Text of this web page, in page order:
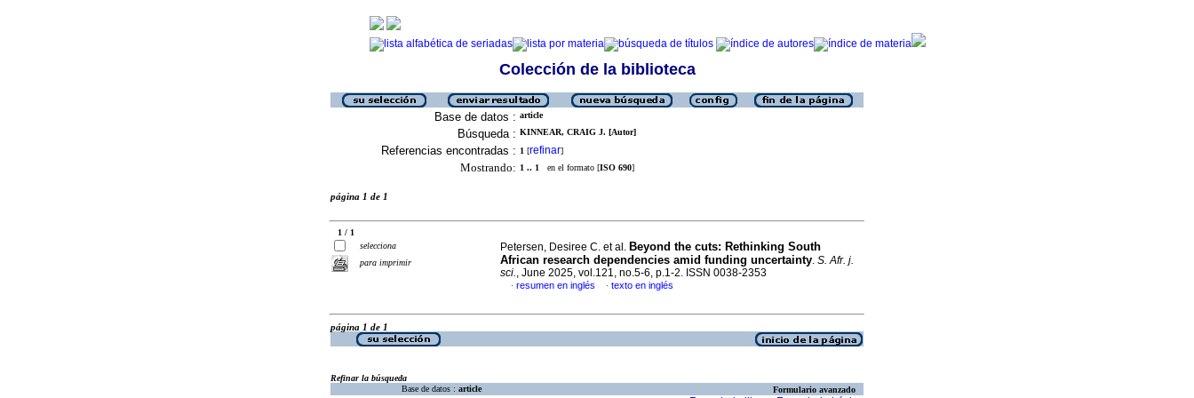
Colección de la biblioteca
Base de datos : article
Búsqueda : KINNEAR, CRAIG J. [Autor]
Referencias encontradas : 1 [refinar]
Mostrando: 1 .. 1 en el formato [ISO 690]
página 1 de 1
1 / 1
selecciona
para imprimir
Petersen, Desiree C. et al. Beyond the cuts: Rethinking South
African research dependencies amid funding uncertainty. S. Afr. j.
sci., June 2025, vol.121, no.5-6, p.1-2. ISSN 0038-2353
· resumen en inglés · texto en inglés
página 1 de 1
Refinar la búsqueda
Base de datos : article Formulario avanzado